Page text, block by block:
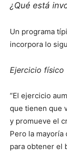
¿Qué está
Un programa
incorpora lo
Ejercicio físico
“El ejercicio
que tienen que
y promueve el
Pero la
para obtener el